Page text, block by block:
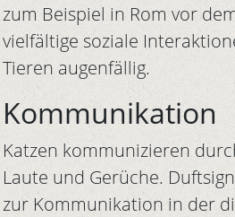
zum Beispiel in Rom vor
vielfältige soziale
Tieren augenfällig.
Kommunikation
Katzen kommunizieren
Laute und Gerüche.
zur Kommunikation in der